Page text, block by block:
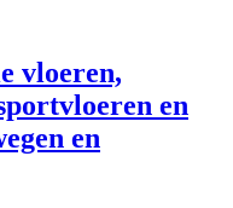
vloeren,
en
en